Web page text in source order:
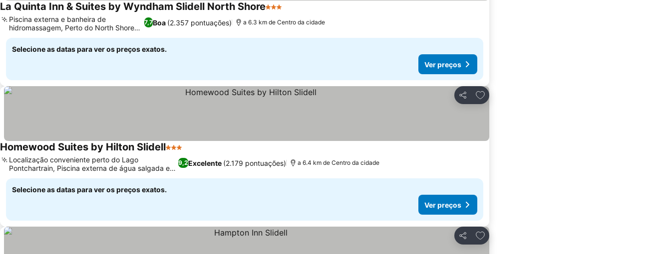
La Quinta Inn & Suites by Wyndham Slidell North Shore3 Estrelas
7,7Boa (2.357 pontuações)
Piscina externa e banheira de
hidromassagem, Perto do North Shore
Square Mall
a 6.3 km de Centro da cidade
Selecione as datas para ver os preços exatos.
Ver preços
Partilhar
Adicionar aos favoritos
Homewood Suites by Hilton Slidell3 Estrelas
9,2Excelente (2.179 pontuações)
Localização conveniente perto do Lago
Pontchartrain, Piscina externa de água salgada e
banheira de hidromassagem relaxante
a 6.4 km de Centro da cidade
Selecione as datas para ver os preços exatos.
Ver preços
Partilhar
Adicionar aos favoritos